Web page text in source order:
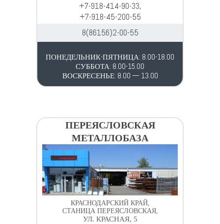
+7-918-414-90-33,
+7-918-45-200-55
8(86156)2-00-55
ПОНЕДЕЛЬНИК-ПЯТНИЦА: 8.00-18.00
СУББОТА: 8.00-15.00
ВОСКРЕСЕНЬЕ: 8.00 — 13.00
ПЕРЕЯСЛОВСКАЯ
МЕТАЛЛОБАЗА
КРАСНОДАРСКИЙ КРАЙ,
СТАНИЦА ПЕРЕЯСЛОВСКАЯ,
УЛ. КРАСНАЯ, 5